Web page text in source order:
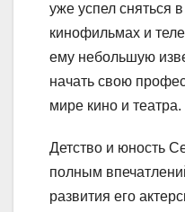
уже успел сняться
кинофильмах и
ему небольшую
начать свою
мире кино и театра.
Детство и юность
полным
развития его